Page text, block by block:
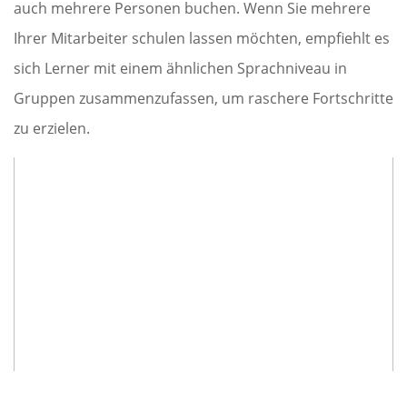
auch mehrere Personen buchen. Wenn Sie mehrere
Ihrer Mitarbeiter schulen lassen möchten, empfiehlt es
sich Lerner mit einem ähnlichen Sprachniveau in
Gruppen zusammenzufassen, um raschere Fortschritte
zu erzielen.